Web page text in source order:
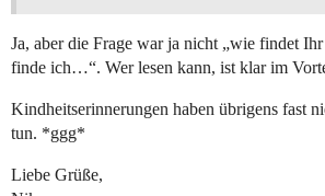
Ja, aber die Frage war ja nicht „wie findet
finde ich…“. Wer lesen kann, ist klar im
Kindheitserinnerungen haben übrigens fast
tun. *ggg*
Liebe Grüße,